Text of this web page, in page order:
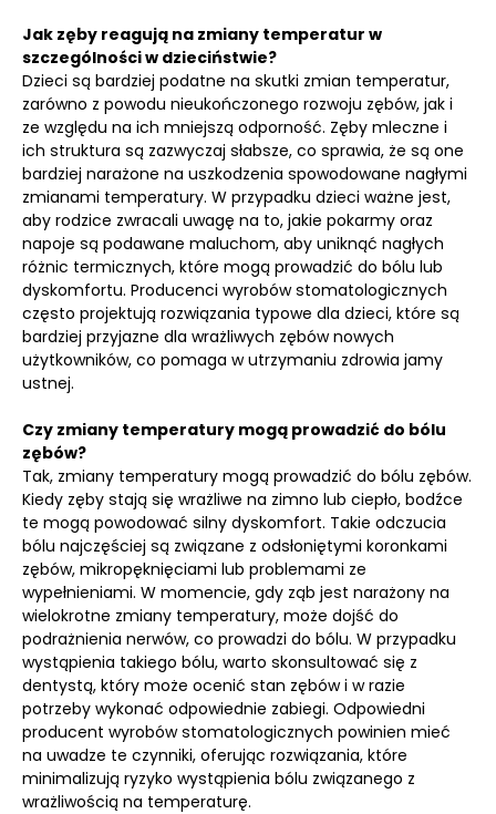
Jak zęby reagują na zmiany temperatur w
szczególności w dzieciństwie?
Dzieci są bardziej podatne na skutki zmian temperatur,
zarówno z powodu nieukończonego rozwoju zębów, jak i
ze względu na ich mniejszą odporność. Zęby mleczne i
ich struktura są zazwyczaj słabsze, co sprawia, że są one
bardziej narażone na uszkodzenia spowodowane nagłymi
zmianami temperatury. W przypadku dzieci ważne jest,
aby rodzice zwracali uwagę na to, jakie pokarmy oraz
napoje są podawane maluchom, aby uniknąć nagłych
różnic termicznych, które mogą prowadzić do bólu lub
dyskomfortu. Producenci wyrobów stomatologicznych
często projektują rozwiązania typowe dla dzieci, które są
bardziej przyjazne dla wrażliwych zębów nowych
użytkowników, co pomaga w utrzymaniu zdrowia jamy
ustnej.
Czy zmiany temperatury mogą prowadzić do bólu
zębów?
Tak, zmiany temperatury mogą prowadzić do bólu zębów.
Kiedy zęby stają się wrażliwe na zimno lub ciepło, bodźce
te mogą powodować silny dyskomfort. Takie odczucia
bólu najczęściej są związane z odsłoniętymi koronkami
zębów, mikropęknięciami lub problemami ze
wypełnieniami. W momencie, gdy ząb jest narażony na
wielokrotne zmiany temperatury, może dojść do
podrażnienia nerwów, co prowadzi do bólu. W przypadku
wystąpienia takiego bólu, warto skonsultować się z
dentystą, który może ocenić stan zębów i w razie
potrzeby wykonać odpowiednie zabiegi. Odpowiedni
producent wyrobów stomatologicznych powinien mieć
na uwadze te czynniki, oferując rozwiązania, które
minimalizują ryzyko wystąpienia bólu związanego z
wrażliwością na temperaturę.